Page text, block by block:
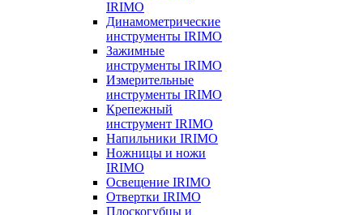
IRIMO
Динамометрические
инструменты IRIMO
Зажимные
инструменты IRIMO
Измерительные
инструменты IRIMO
Крепежный
инструмент IRIMO
Напильники IRIMO
Ножницы и ножи
IRIMO
Освещение IRIMO
Отвертки IRIMO
Плоскогубцы и